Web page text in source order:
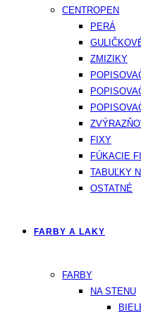
CENTROPEN
PERÁ
ZMIZIKY
FIXY
FÚKACIE
TABUĽKY
OSTATNÉ
FARBY A LAKY
FARBY
NA STENU